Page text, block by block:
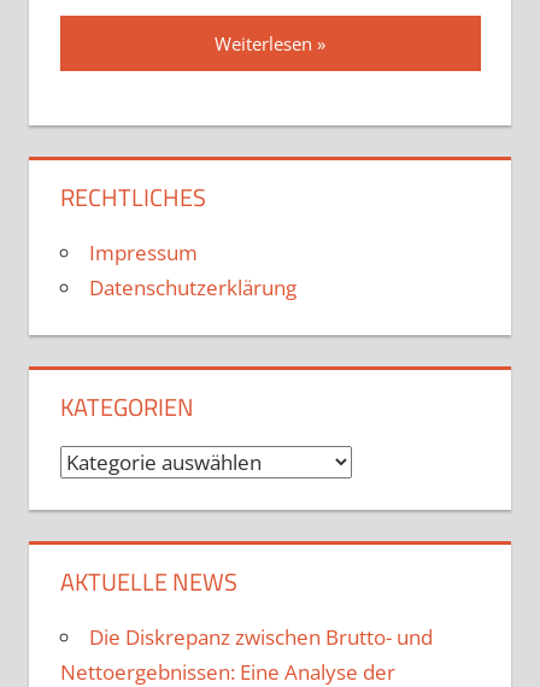
Weiterlesen
RECHTLICHES
Impressum
Datenschutzerklärung
KATEGORIEN
Kategorien
AKTUELLE NEWS
Die Diskrepanz zwischen Brutto- und
Nettoergebnissen: Eine Analyse der